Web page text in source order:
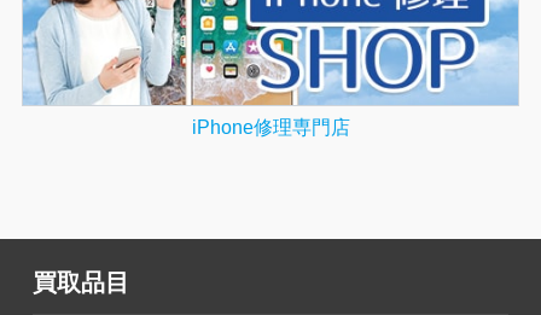
iPhone修理専門店
買取品目